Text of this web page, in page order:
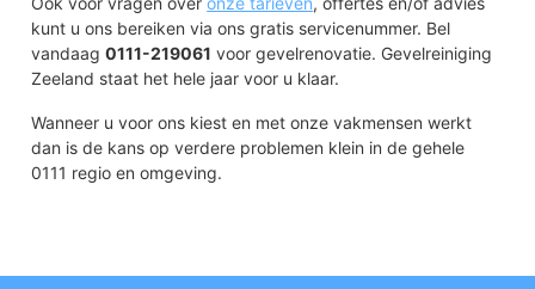
kunt u ons bereiken via ons gratis servicenummer. Bel
vandaag0111-219061 voor gevelrenovatie. Gevelreiniging
Zeeland staat het hele jaar voor u klaar.
Wanneer u voor ons kiest en met onze vakmensen werkt
dan is de kans op verdere problemen klein in de gehele
0111 regio en omgeving.